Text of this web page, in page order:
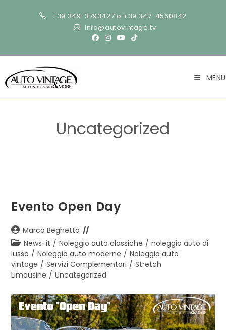
+39 349-3793427 o +39 347-4560842
info@autovintage.tv
MENU
Uncategorized
Evento Open Day
Autore
dell'articolo:
Marco Beghetto
Categoria
dell'articolo:
News-it / Noleggio auto classiche / noleggio auto di
lusso / Noleggio auto moderne / Noleggio auto
vintage / Servizi Complementari / Stretch
Limousine / Uncategorized